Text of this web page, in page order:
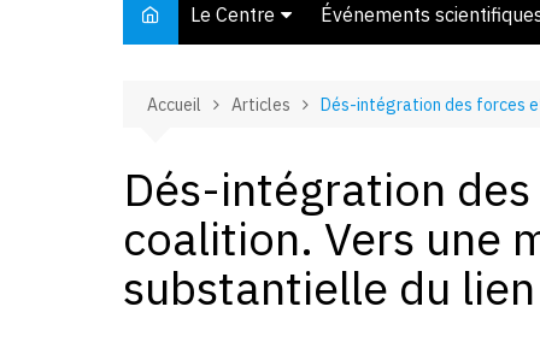
Le Centre
Membres et associés
Bibliothèque
Offre de stage
Événements
Accueil Articles Dés-intégration des forces
Dés-intégration
coalition. Vers une
substantielle du